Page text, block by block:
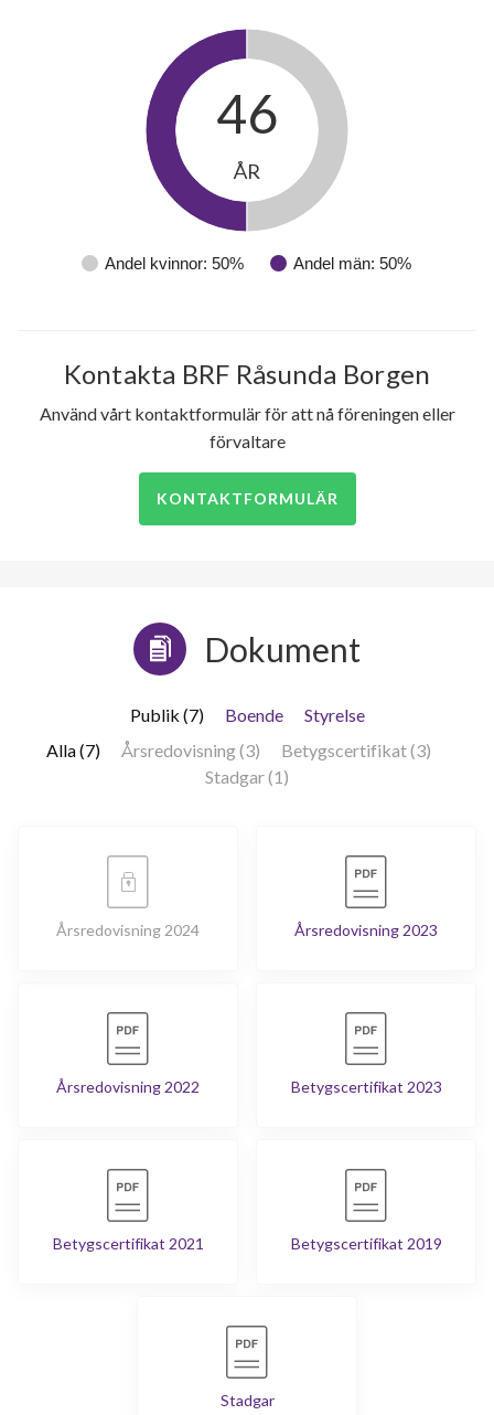
Andel kvinnor: 50% Andel män: 50%
46
ÅR
Kontakta BRF Råsunda Borgen
Använd vårt kontaktformulär för att nå föreningen eller
förvaltare
KONTAKTFORMULÄR
Dokument
Publik (7) Boende
Styrelse
Alla (7)
Årsredovisning (3)
Betygscertifikat (3)
Stadgar (1)
Årsredovisning 2024 Årsredovisning 2023
Årsredovisning 2022 Betygscertifikat 2023
Betygscertifikat 2021 Betygscertifikat 2019
Stadgar